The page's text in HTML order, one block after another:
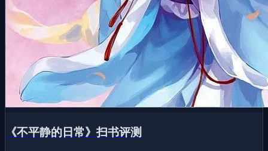
《不平静的日常》扫书评测